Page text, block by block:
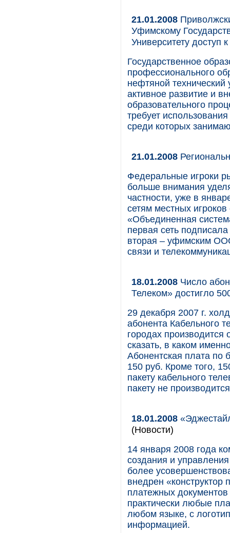
21.01.2008
Уфимскому
Университету доступ
Государственное
профессионального
нефтяной
активное развитие и
образовательного
требует
среди которых
21.01.2008
Федеральные игроки
больше внимания
частности, уже в
сетям местных
«Объединенная
первая сеть
вторая – уфимским
связи и
18.01.2008 Число
Телеком» достигло
29 декабря 2007 г.
абонента Кабельного
городах
сказать, в каком
Абонентская плата по
150 руб. Кроме того,
пакету кабельного
пакету не
18.01.2008
(Новости)
14 января 2008 года
создания и
более
внедрен «конструктор
платежных документов
практически любые
любом языке, с
информацией.